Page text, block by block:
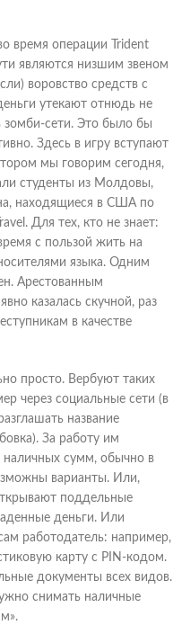
время операции Trident
являются низшим звеном
воровство средств с
утекают отнюдь не
зомби-сети. Это было бы
Здесь в игру вступают
мы говорим сегодня,
студенты из Молдовы,
находящиеся в США по
Для тех, кто не знает:
с пользой жить на
языка. Одним
Арестованным
казалась скучной, раз
в качестве
просто. Вербуют таких
через социальные сети (в
название
За работу им
наличных сумм, обычно в
варианты. Или,
поддельные
деньги. Или
работодатель: например,
карту с PIN-кодом.
документы всех видов.
снимать наличные